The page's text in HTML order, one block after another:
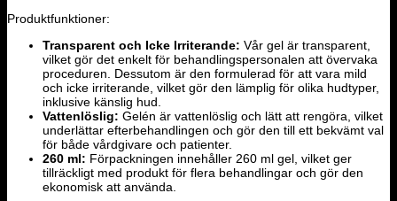
Produktfunktioner:
Transparent och Icke Irriterande: Vår gel är transparent,
vilket gör det enkelt för behandlingspersonalen att övervaka
proceduren. Dessutom är den formulerad för att vara mild
och icke irriterande, vilket gör den lämplig för olika hudtyper,
inklusive känslig hud.
Vattenlöslig: Gelén är vattenlöslig och lätt att rengöra, vilket
underlättar efterbehandlingen och gör den till ett bekvämt val
för både vårdgivare och patienter.
260 ml: Förpackningen innehåller 260 ml gel, vilket ger
tillräckligt med produkt för flera behandlingar och gör den
ekonomisk att använda.